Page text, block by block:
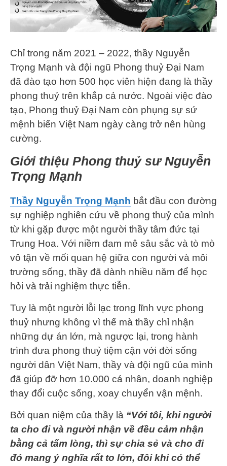
Chỉ trong năm 2021 – 2022, thầy Nguyễn
Trọng Mạnh và đội ngũ Phong thuỷ Đại Nam
đã đào tạo hơn 500 học viên hiện đang là thầy
phong thuỷ trên khắp cả nước. Ngoài việc đào
tạo, Phong thuỷ Đại Nam còn phụng sự sứ
mệnh biến Việt Nam ngày càng trở nên hùng
cường.
Giới thiệu Phong thuỷ sư Nguyễn
Trọng Mạnh
Thầy Nguyễn Trọng Mạnh bắt đầu con đường
sự nghiệp nghiên cứu về phong thuỷ của mình
từ khi gặp được một người thầy tâm đức tại
Trung Hoa. Với niềm đam mê sâu sắc và tò mò
vô tận về mối quan hệ giữa con người và môi
trường sống, thầy đã dành nhiều năm để học
hỏi và trải nghiệm thực tiễn.
Tuy là một người lỗi lạc trong lĩnh vực phong
thuỷ nhưng không vì thế mà thầy chỉ nhận
những dự án lớn, mà ngược lại, trong hành
trình đưa phong thuỷ tiệm cận với đời sống
người dân Việt Nam, thầy và đội ngũ của mình
đã giúp đỡ hơn 10.000 cá nhân, doanh nghiệp
thay đổi cuộc sống, xoay chuyển vận mệnh.
Bởi quan niệm của thầy là “Với tôi, khi người
ta cho đi và người nhận về đều cảm nhận
bằng cả tấm lòng, thì sự chia sẻ và cho đi
đó mang ý nghĩa rất to lớn, đôi khi có thể